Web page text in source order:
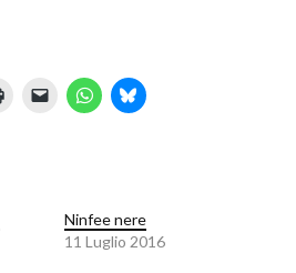
Ninfee nere
11 Luglio 2016